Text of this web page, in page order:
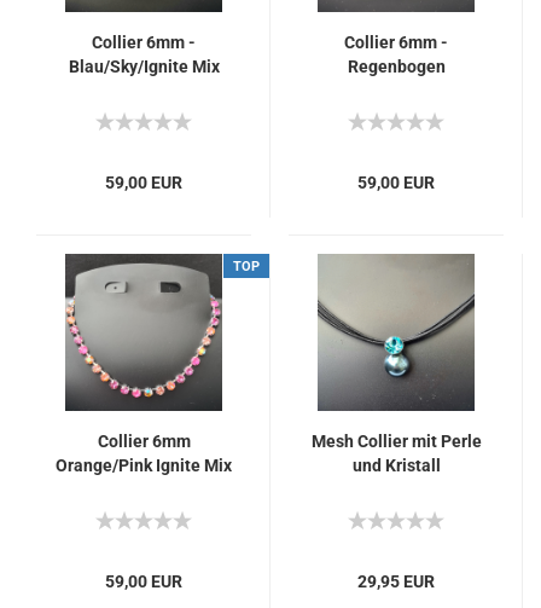
Collier 6mm -
Blau/Sky/Ignite Mix
59,00 EUR
Collier 6mm -
Regenbogen
59,00 EUR
TOP
Collier 6mm
Orange/Pink Ignite Mix
59,00 EUR
Mesh Collier mit Perle
und Kristall
29,95 EUR